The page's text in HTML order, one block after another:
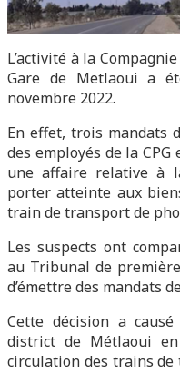
L’activité à la
Gare de Metlaoui a
novembre 2022.
En effet, trois mandats
des employés de la
une affaire relative à
porter atteinte aux
train de transport de
Les suspects ont
au Tribunal de
d’émettre des mandats
Cette décision a
district de Métlaoui
circulation des trains